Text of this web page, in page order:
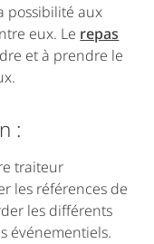
possibilité aux
eux. Le repas
et à prendre le
:
traiteur
les références de
les différents
événementiels.